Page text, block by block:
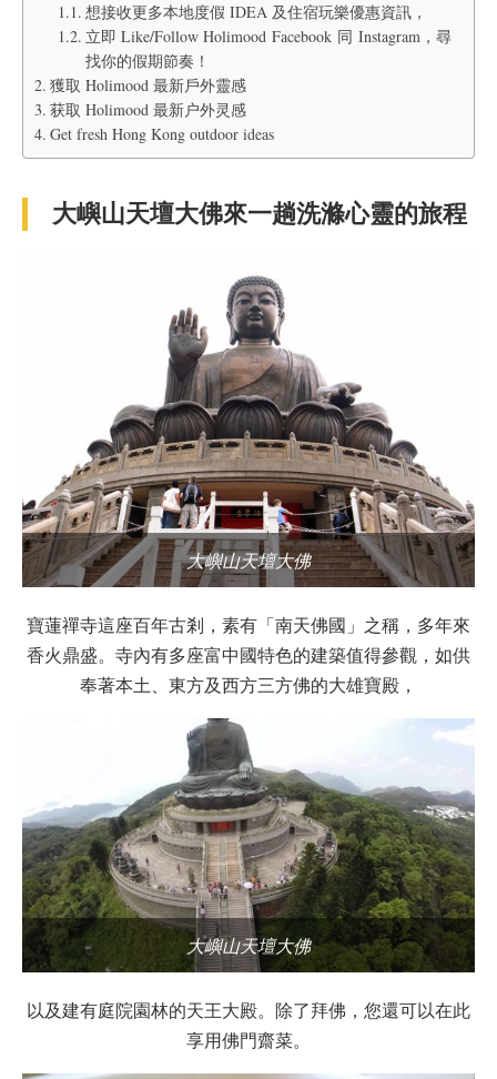
想接收更多本地度假 IDEA 及住宿玩樂優惠資訊，
立即 Like/Follow Holimood Facebook 同 Instagram，尋
找你的假期節奏！
獲取 Holimood 最新戶外靈感
获取 Holimood 最新户外灵感
Get fresh Hong Kong outdoor ideas
大嶼山天壇大佛來一趟洗滌心靈的旅程
大嶼山天壇大佛
寶蓮禪寺這座百年古剎，素有「南天佛國」之稱，多年來
香火鼎盛。寺內有多座富中國特色的建築值得參觀，如供
奉著本土、東方及西方三方佛的大雄寶殿，
大嶼山天壇大佛
以及建有庭院園林的天王大殿。除了拜佛，您還可以在此
享用佛門齋菜。